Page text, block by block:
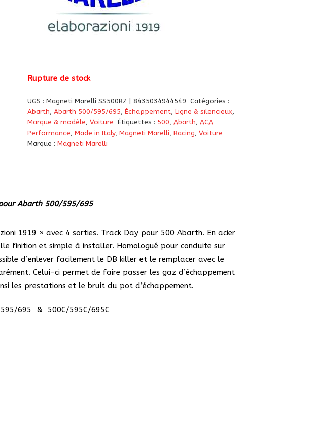
Rupture de stock
UGS : Magneti Marelli SS500RZ | 8435034944549 Catégories :
Abarth, Abarth 500/595/695, Échappement, Ligne & silencieux,
Marque & modèle, Voiture Étiquettes : 500,Abarth,ACA
Performance, Made in Italy, Magneti Marelli, Racing, Voiture
Marque : Magneti Marelli
Abarth 500/595/695
1919 » avec 4 sorties. Track Day pour 500 Abarth. En acier
finition et simple à installer. Homologué pour conduite sur
d’enlever facilement le DB killer et le remplacer avec le
Celui-ci permet de faire passer les gaz d’échappement
les prestations et le bruit du pot d’échappement.
695 & 500C/595C/695C